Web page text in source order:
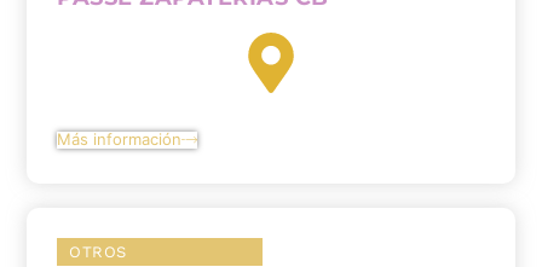
Más información
OTROS